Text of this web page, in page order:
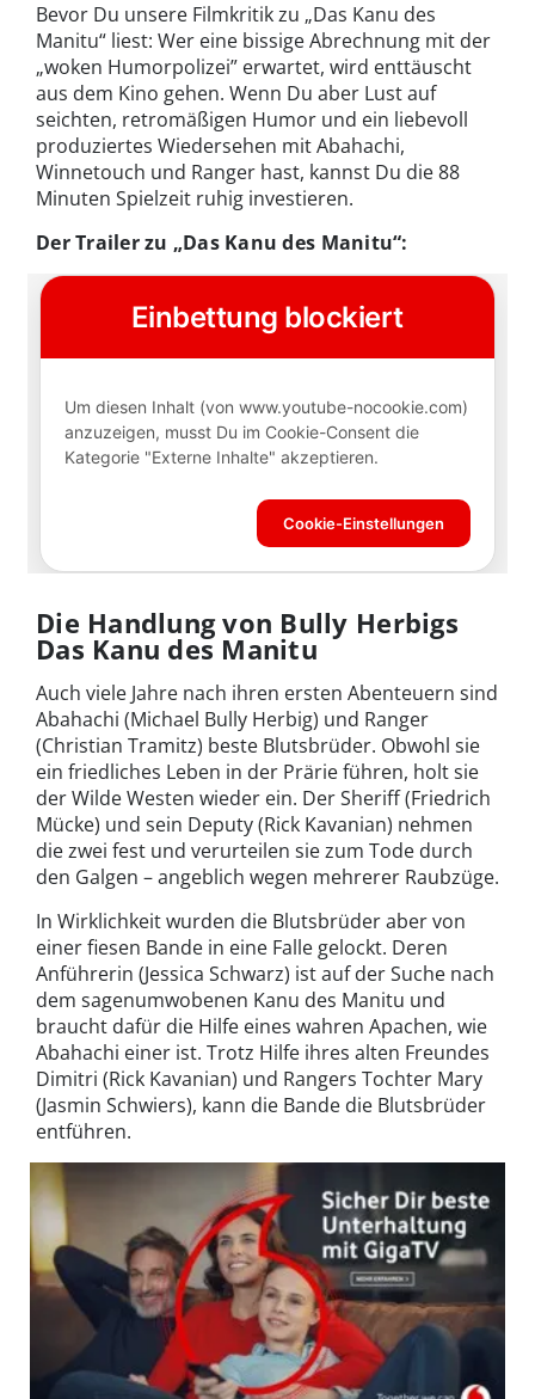
Bevor Du unsere Filmkritik zu „Das Kanu des
Manitu“ liest: Wer eine bissige Abrechnung mit der
„woken Humorpolizei” erwartet, wird enttäuscht
aus dem Kino gehen. Wenn Du aber Lust auf
seichten, retromäßigen Humor und ein liebevoll
produziertes Wiedersehen mit Abahachi,
Winnetouch und Ranger hast, kannst Du die 88
Minuten Spielzeit ruhig investieren.
Der Trailer zu „Das Kanu des Manitu“:
Die Handlung von Bully Herbigs
Das Kanu des Manitu
Auch viele Jahre nach ihren ersten Abenteuern sind
Abahachi (Michael Bully Herbig) und Ranger
(Christian Tramitz) beste Blutsbrüder. Obwohl sie
ein friedliches Leben in der Prärie führen, holt sie
der Wilde Westen wieder ein. Der Sheriff (Friedrich
Mücke) und sein Deputy (Rick Kavanian) nehmen
die zwei fest und verurteilen sie zum Tode durch
den Galgen – angeblich wegen mehrerer Raubzüge.
In Wirklichkeit wurden die Blutsbrüder aber von
einer fiesen Bande in eine Falle gelockt. Deren
Anführerin (Jessica Schwarz) ist auf der Suche nach
dem sagenumwobenen Kanu des Manitu und
braucht dafür die Hilfe eines wahren Apachen, wie
Abahachi einer ist. Trotz Hilfe ihres alten Freundes
Dimitri (Rick Kavanian) und Rangers Tochter Mary
(Jasmin Schwiers), kann die Bande die Blutsbrüder
entführen.